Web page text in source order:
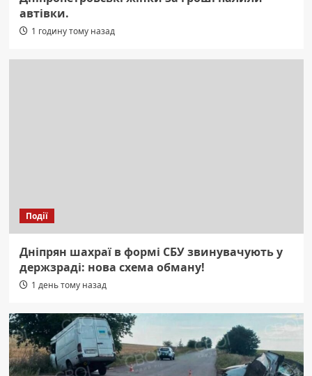
автівки.
1 годину тому назад
Події
Дніпрян шахраї в формі СБУ звинувачують у
держзраді: нова схема обману!
1 день тому назад